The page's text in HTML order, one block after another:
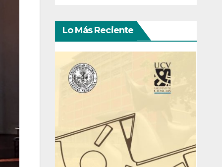
Lo Más Reciente